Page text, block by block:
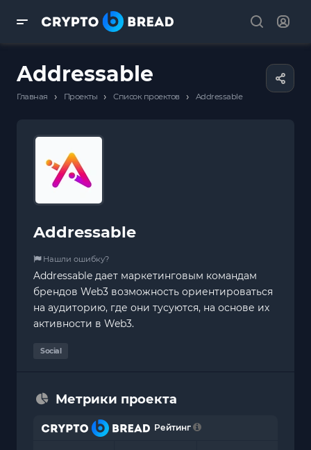
Addressable
Главная › Проекты › Список проектов › Addressable
Addressable
Нашли ошибку?
Addressable дает маркетинговым командам
брендов Web3 возможность ориентироваться
на аудиторию, где они тусуются, на основе их
активности в Web3.
Social
Метрики проекта
Рейтинг